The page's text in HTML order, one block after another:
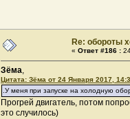
Re: обороты
« Ответ #186 :
Зёма,
Цитата: Зёма от 24 Января 2017,
.У меня при запуске на холодную
Прогрей двигатель, потом
это случилось)